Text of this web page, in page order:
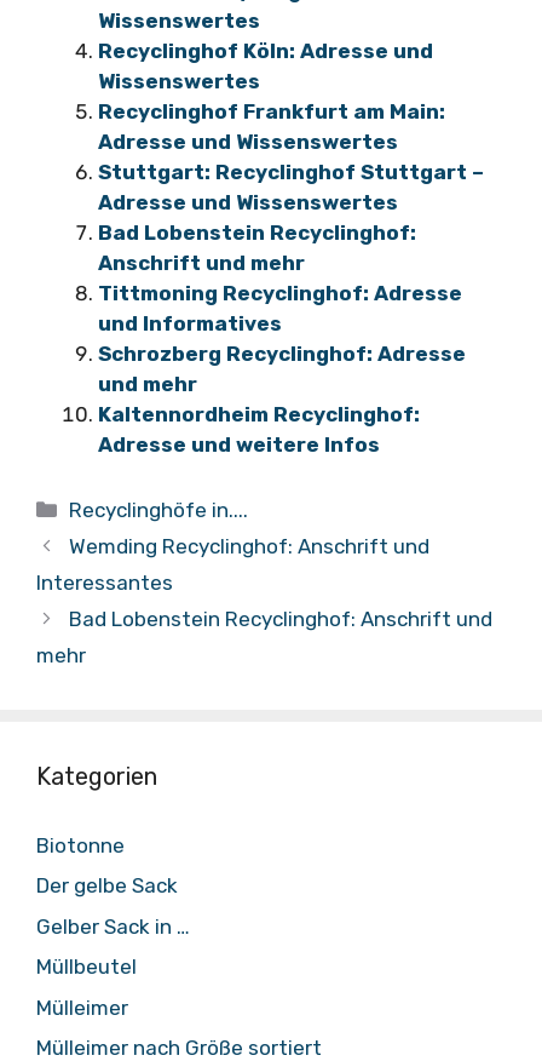
Wissenswertes
Recyclinghof Köln: Adresse und
Wissenswertes
Recyclinghof Frankfurt am Main:
Adresse und Wissenswertes
Stuttgart: Recyclinghof Stuttgart –
Adresse und Wissenswertes
Bad Lobenstein Recyclinghof:
Anschrift und mehr
Tittmoning Recyclinghof: Adresse
und Informatives
Schrozberg Recyclinghof: Adresse
und mehr
Kaltennordheim Recyclinghof:
Adresse und weitere Infos
Kategorien
Recyclinghöfe in....
Wemding Recyclinghof: Anschrift und
Interessantes
Bad Lobenstein Recyclinghof: Anschrift und
mehr
Kategorien
Biotonne
Der gelbe Sack
Gelber Sack in …
Müllbeutel
Mülleimer
Mülleimer nach Größe sortiert